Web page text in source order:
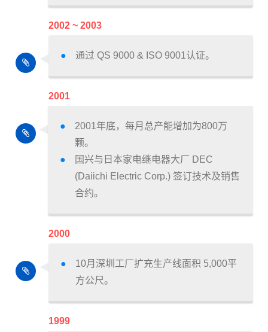
2002 ~ 2003
通过 QS 9000 & ISO 9001认证。
2001
2001年底，每月总产能增加为800万
颗。
国兴与日本家电继电器大厂 DEC
(Daiichi Electric Corp.) 签订技术及销售
合约。
2000
10月深圳工厂扩充生产线面积 5,000平
方公尺。
1999